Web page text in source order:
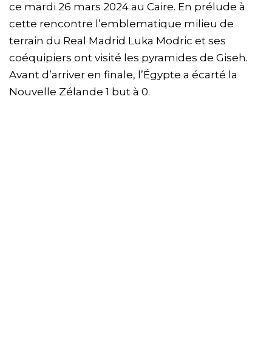
ce mardi 26 mars 2024 au Caire. En prélude à
cette rencontre l’emblematique milieu de
terrain du Real Madrid Luka Modric et ses
coéquipiers ont visité les pyramides de Giseh.
Avant d’arriver en finale, l’Égypte a écarté la
Nouvelle Zélande 1 but à 0.